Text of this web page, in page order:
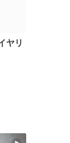
ヤリ